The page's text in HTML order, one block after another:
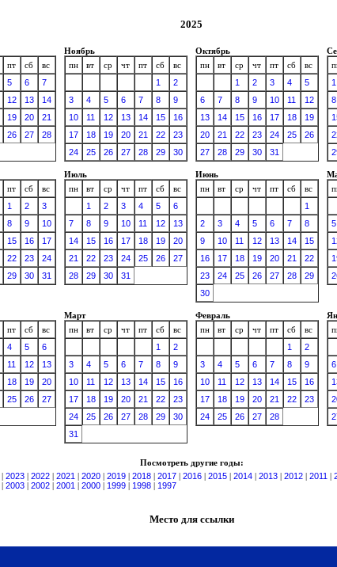
2025
пт сб
вс
5 6
7
12 13
14
19 20
21
26 27
28
Ноябрь
пн
вт ср чт пт сб
вс
1
2
3
4 5 6 7 8
9
10
11 12 13 14 15
16
17
18 19 20 21 22
23
24
25 26 27 28 29 30
Октябрь
пн
вт ср чт пт сб
вс
1
2 3 4
5
6
7 8 9 10 11
12
13
14 15 16 17 18
19
20
21 22 23 24 25
26
27
28 29 30 31
1
8
пт сб
вс
1
2
3
8 9
10
15 16
17
22 23
24
29 30 31
Июль
пн
вт ср чт пт сб
вс
1
2 3 4 5
6
7
8 9 10 11 12
13
14
15 16 17 18 19
20
21
22 23 24 25 26
27
28
29 30 31
Июнь
пн
вт ср чт пт сб
вс
1
2
3 4 5 6 7
8
9
10 11 12 13 14
15
16
17 18 19 20 21
22
23
24 25 26 27 28
29
30
5
пт сб
вс
4 5
6
11 12
13
18 19
20
25 26
27
Март
пн
вт ср чт пт сб
вс
1
2
3
4 5 6 7 8
9
10
11 12 13 14 15
16
17
18 19 20 21 22
23
24
25 26 27 28 29
30
31
Февраль
пн
вт ср чт пт сб
вс
1
2
3
4 5 6 7 8
9
10
11 12 13 14 15
16
17
18 19 20 21 22
23
24
25 26 27 28
6
Посмотреть другие годы:
2023 2022 2021 2020 2019 2018 2017 2016 2015 2014 2013 2012 2011
2003 2002 2001 2000 1999 1998 1997
Место для ссылки